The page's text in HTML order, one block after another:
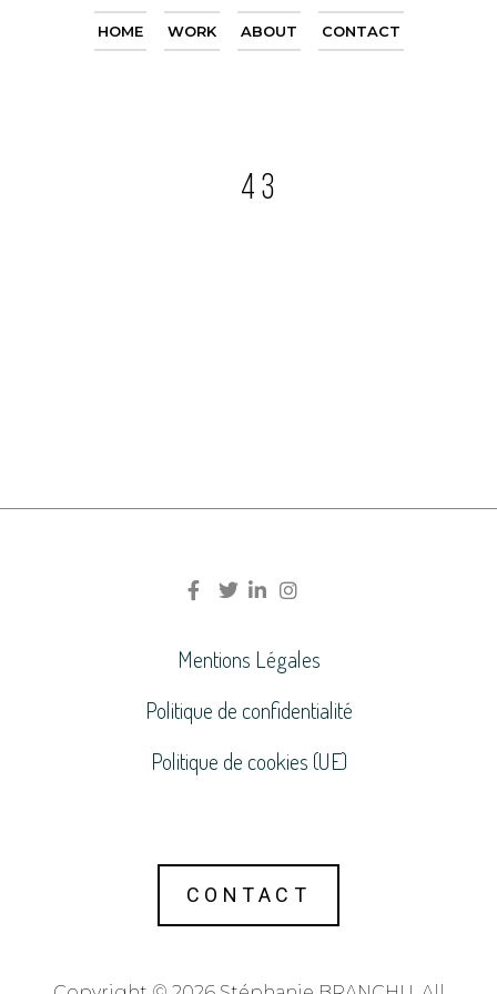
HOME WORK ABOUT CONTACT
43
Mentions Légales
Politique de confidentialité
Politique de cookies (UE)
CONTACT